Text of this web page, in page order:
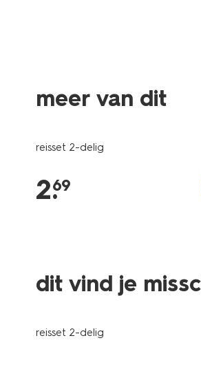
meer van dit
reisset 2-delig
2.
69
dit vind je
reisset 2-delig